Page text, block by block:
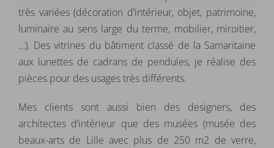
très variées (décoration d’intérieur, objet, patrimoine,
luminaire au sens large du terme, mobilier, miroitier,
…). Des vitrines du bâtiment classé de la Samaritaine
aux lunettes de cadrans de pendules, je réalise des
pièces pour des usages très différents.
Mes clients sont aussi bien des designers, des
architectes d’intérieur que des musées (musée des
beaux-arts de Lille avec plus de 250 m2 de verre,